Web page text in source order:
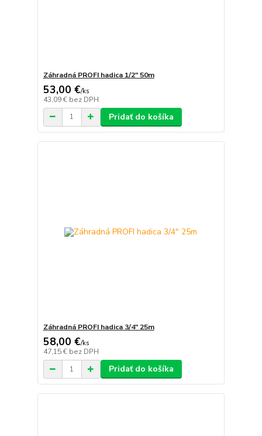
Záhradná PROFI hadica 1/2" 50m
53,00 €/ks
43,09 € bez DPH
Pridať do košíka
Záhradná PROFI hadica 3/4" 25m
58,00 €/ks
47,15 € bez DPH
Pridať do košíka